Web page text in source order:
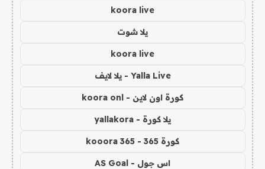
koora live
يلا شوت
koora live
Yalla Live - يلا لايف
كورة اون لاين - koora onl
يلا كورة - yallakora
كورة 365 - kooora 365
اس جول - AS Goal